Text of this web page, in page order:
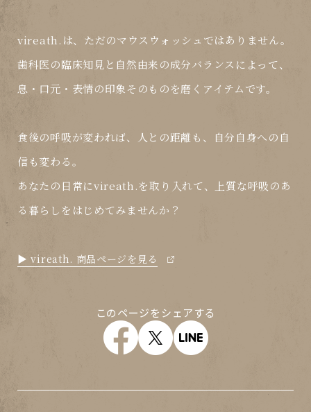
vireath.は、ただのマウスウォッシュではありません。
歯科医の臨床知見と自然由来の成分バランスによって、
息・口元・表情の印象そのものを磨くアイテムです。
食後の呼吸が変われば、人との距離も、自分自身への自
信も変わる。
あなたの日常にvireath.を取り入れて、
上質な呼吸のあ
る暮らし をはじめてみませんか？
▶ vireath. 商品ページを見る
このページをシェアする